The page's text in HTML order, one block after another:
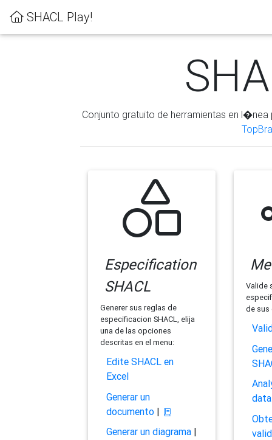
SHACL Play!
Conjunto gratuito de herramientas en
Especification
SHACL
Generer sus reglas de
especificacion SHACL, elija
una de las opciones
descritas en el menu:
Edite SHACL en
Excel
Generar un
documento|
Generar un diagrama|
Valide
de sus